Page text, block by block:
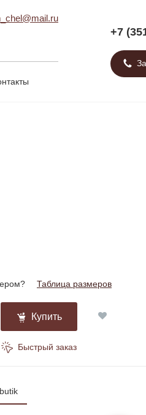
+7
Таблица размеров
Купить
Быстрый заказ